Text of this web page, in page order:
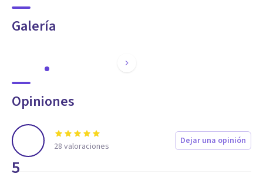
Galería
Opiniones
5
28 valoraciones Dejar una opinión